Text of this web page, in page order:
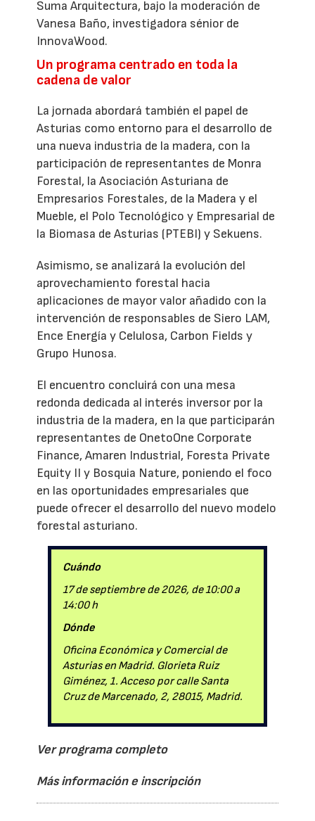
Suma Arquitectura, bajo la moderación de
Vanesa Baño, investigadora sénior de
InnovaWood.
Un programa centrado en toda la
cadena de valor
La jornada abordará también el papel de
Asturias como entorno para el desarrollo de
una nueva industria de la madera, con la
participación de representantes de Monra
Forestal, la Asociación Asturiana de
Empresarios Forestales, de la Madera y el
Mueble, el Polo Tecnológico y Empresarial de
la Biomasa de Asturias (PTEBI) y Sekuens.
Asimismo, se analizará la evolución del
aprovechamiento forestal hacia
aplicaciones de mayor valor añadido con la
intervención de responsables de Siero LAM,
Ence Energía y Celulosa, Carbon Fields y
Grupo Hunosa.
El encuentro concluirá con una mesa
redonda dedicada al interés inversor por la
industria de la madera, en la que participarán
representantes de OnetoOne Corporate
Finance, Amaren Industrial, Foresta Private
Equity II y Bosquia Nature, poniendo el foco
en las oportunidades empresariales que
puede ofrecer el desarrollo del nuevo modelo
forestal asturiano.
Cuándo
17 de septiembre de 2026, de 10:00 a
14:00 h
Dónde
Oficina Económica y Comercial de
Asturias en Madrid. Glorieta Ruiz
Giménez, 1. Acceso por calle Santa
Cruz de Marcenado, 2, 28015, Madrid.
Ver programa completo
Más información e inscripción